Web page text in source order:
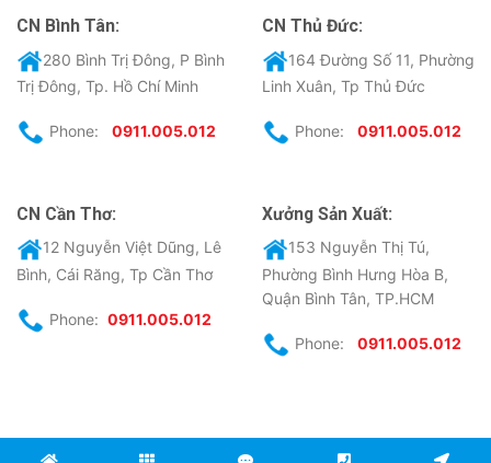
CN Bình Tân:
280 Bình Trị Đông, P Bình
Trị Đông, Tp. Hồ Chí Minh
Phone: 0911.005.012
CN Thủ Đức:
164 Đường Số 11, Phường
Linh Xuân, Tp Thủ Đức
Phone: 0911.005.012
CN Cần Thơ:
12 Nguyễn Việt Dũng, Lê
Bình, Cái Răng, Tp Cần Thơ
Phone: 0911.005.012
Xưởng Sản Xuất:
153 Nguyễn Thị Tú,
Phường Bình Hưng Hòa B,
Quận Bình Tân, TP.HCM
Phone: 0911.005.012